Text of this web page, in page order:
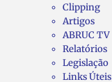
Clipping
Artigos
ABRUC TV
Relatórios
Legislação
Links Úteis